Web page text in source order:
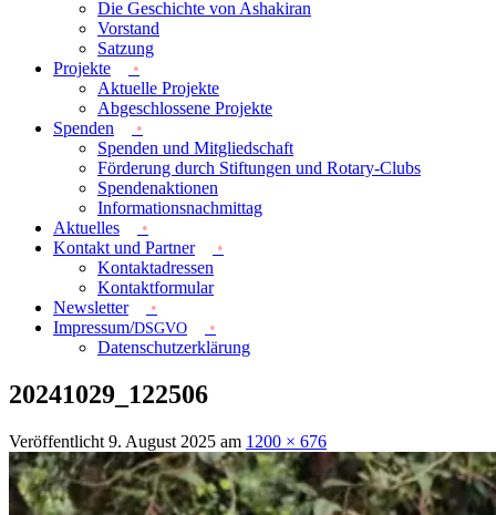
Die Geschichte von Ashakiran
Vorstand
Satzung
Projekte
Aktuelle Projekte
Abgeschlossene Projekte
Spenden
Spenden und Mitgliedschaft
Förderung durch Stiftungen und Rotary-Clubs
Spendenaktionen
Informationsnachmittag
Aktuelles
Kontakt und Partner
Kontaktadressen
Kontaktformular
Newsletter
Impressum/DSGVO
Datenschutzerklärung
20241029_122506
Veröffentlicht 9. August 2025 am 1200 × 676